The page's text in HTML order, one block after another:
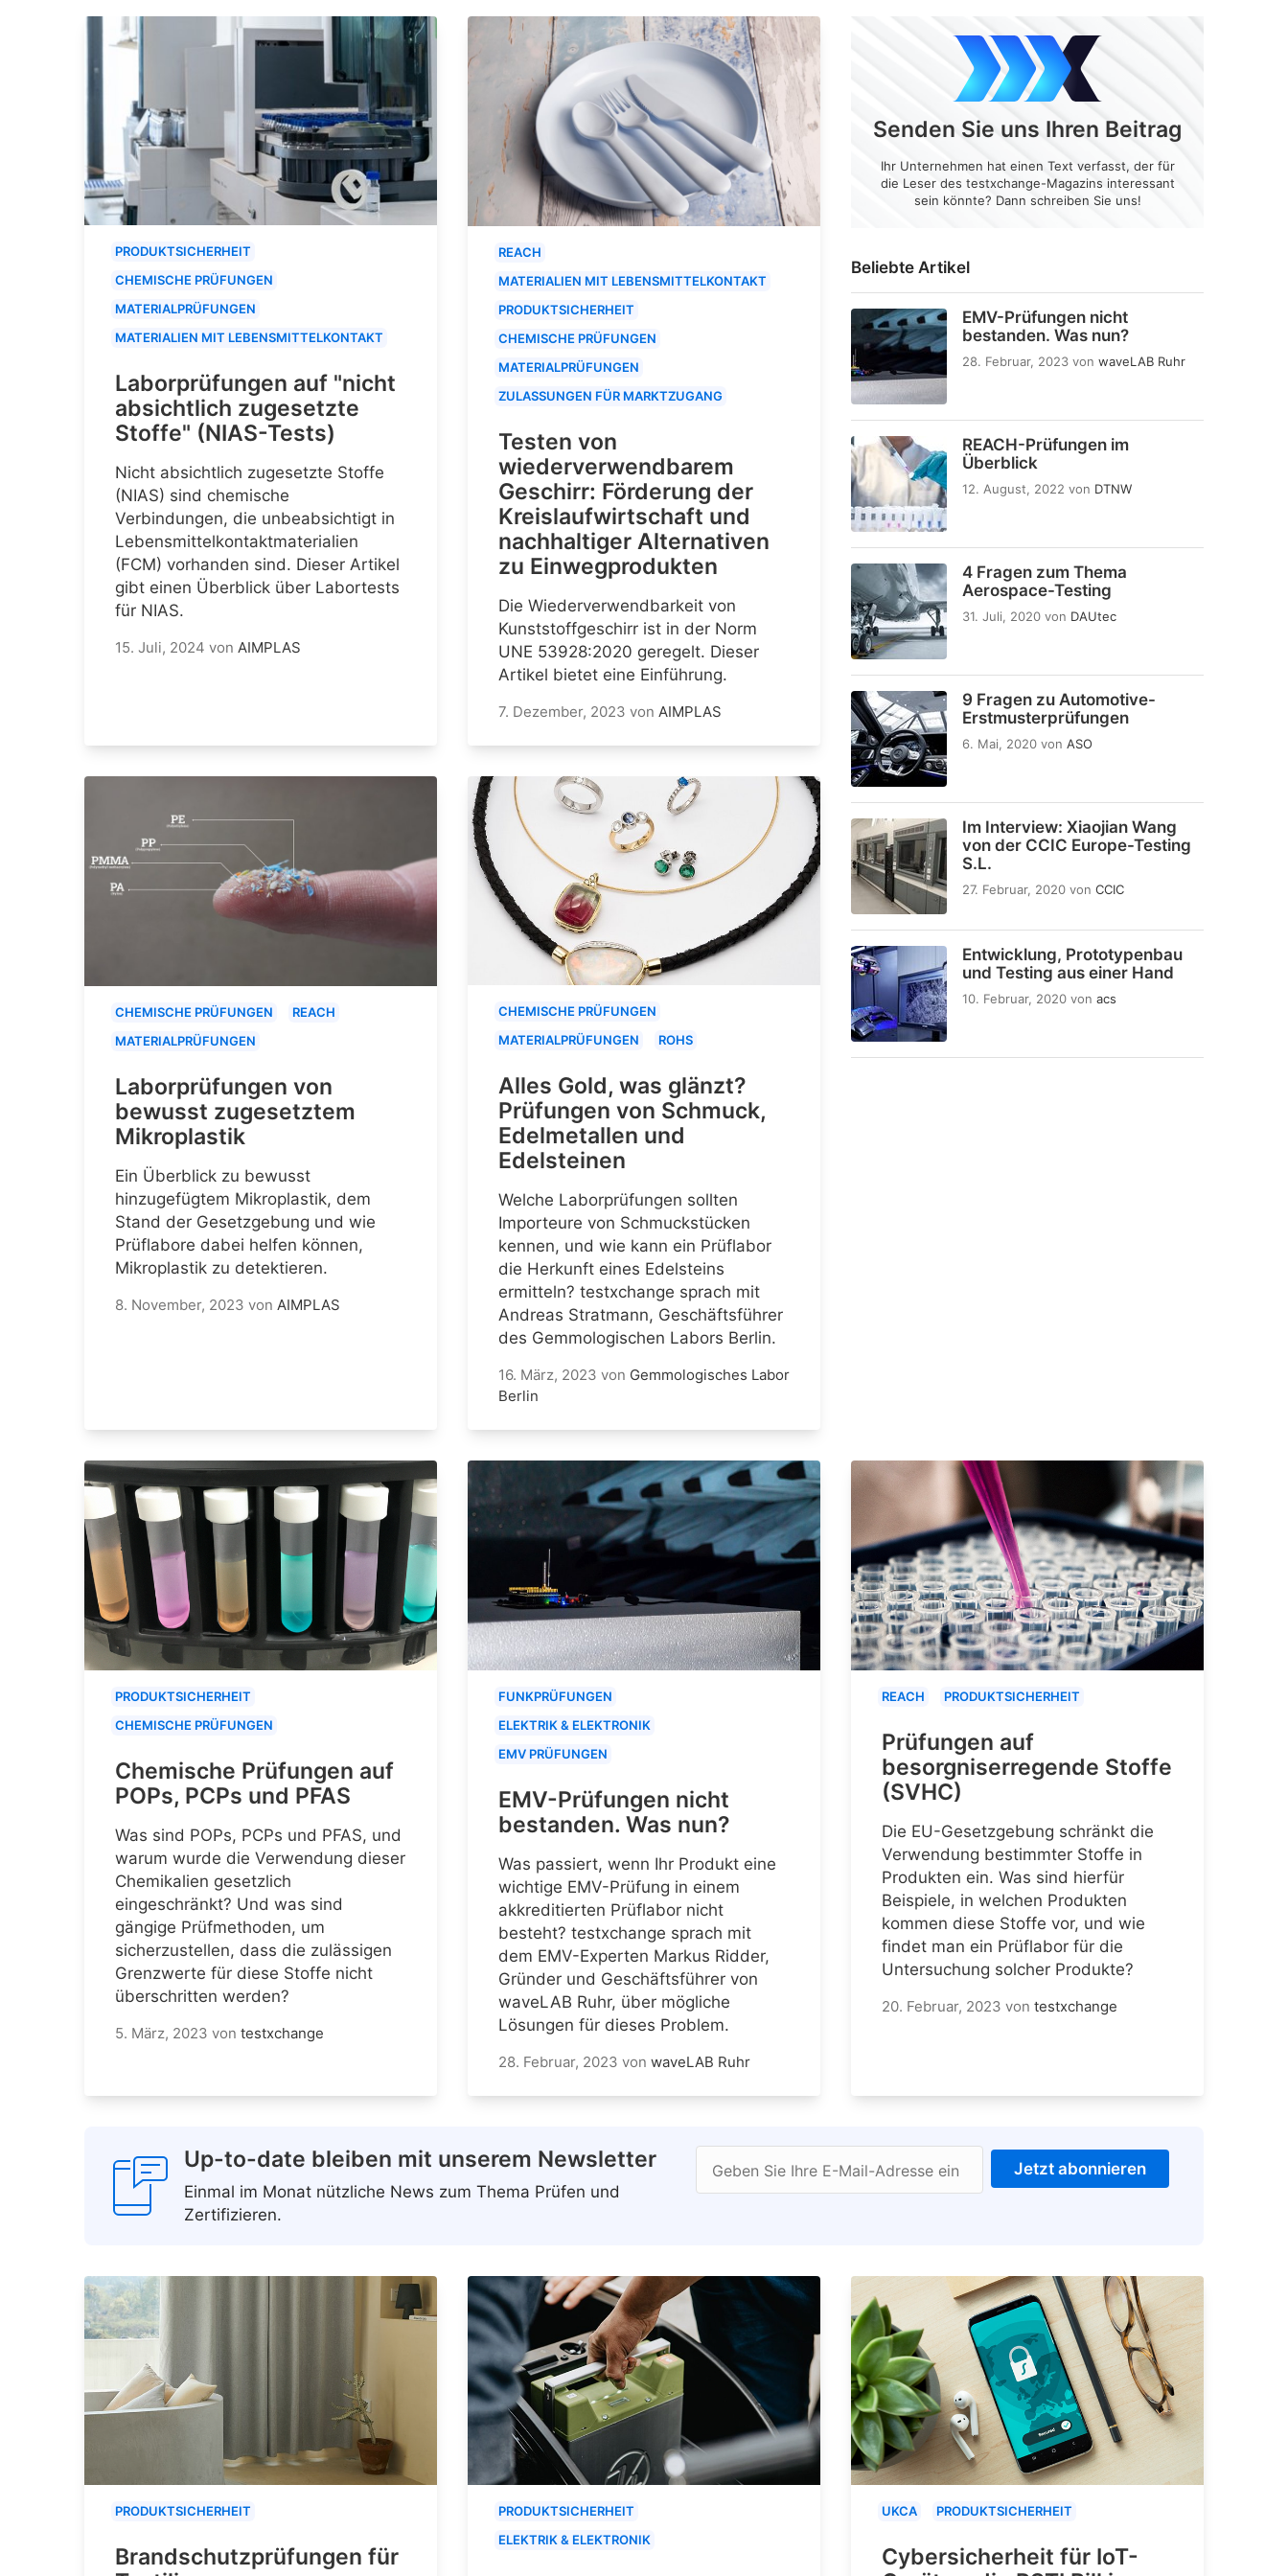
Beliebte Artikel
EMV-Prüfungen nicht
bestanden. Was nun?
28. Februar, 2023 von waveLAB Ruhr
REACH-Prüfungen im
Überblick
12. August, 2022 von DTNW
4 Fragen zum Thema
Aerospace-Testing
31. Juli, 2020 von DAUtec
9 Fragen zu Automotive-
Erstmusterprüfungen
6. Mai, 2020 von ASO
Im Interview: Xiaojian Wang
von der CCIC Europe-Testing
S.L.
27. Februar, 2020 von CCIC
Entwicklung, Prototypenbau
und Testing aus einer Hand
10. Februar, 2020 von acs
Senden Sie uns Ihren Beitrag
Ihr Unternehmen hat einen Text verfasst, der für
die Leser des testxchange-Magazins interessant
sein könnte? Dann schreiben Sie uns!
PRODUKTSICHERHEIT
CHEMISCHE PRÜFUNGEN
MATERIALPRÜFUNGEN
MATERIALIEN MIT LEBENSMITTELKONTAKT
Laborprüfungen auf "nicht
absichtlich zugesetzte
Stoffe" (NIAS-Tests)
Nicht absichtlich zugesetzte Stoffe
(NIAS) sind chemische
Verbindungen, die unbeabsichtigt in
Lebensmittelkontaktmaterialien
(FCM) vorhanden sind. Dieser Artikel
gibt einen Überblick über Labortests
für NIAS.
15. Juli, 2024 von AIMPLAS
REACH
MATERIALIEN MIT LEBENSMITTELKONTAKT
PRODUKTSICHERHEIT
CHEMISCHE PRÜFUNGEN
MATERIALPRÜFUNGEN
ZULASSUNGEN FÜR MARKTZUGANG
Testen von
wiederverwendbarem
Geschirr: Förderung der
Kreislaufwirtschaft und
nachhaltiger Alternativen
zu Einwegprodukten
Die Wiederverwendbarkeit von
Kunststoffgeschirr ist in der Norm
UNE 53928:2020 geregelt. Dieser
Artikel bietet eine Einführung.
7. Dezember, 2023 von AIMPLAS
CHEMISCHE PRÜFUNGEN
REACH
MATERIALPRÜFUNGEN
Laborprüfungen von
bewusst zugesetztem
Mikroplastik
Ein Überblick zu bewusst
hinzugefügtem Mikroplastik, dem
Stand der Gesetzgebung und wie
Prüflabore dabei helfen können,
Mikroplastik zu detektieren.
8. November, 2023 von AIMPLAS
CHEMISCHE PRÜFUNGEN
MATERIALPRÜFUNGEN
ROHS
Alles Gold, was glänzt?
Prüfungen von Schmuck,
Edelmetallen und
Edelsteinen
Welche Laborprüfungen sollten
Importeure von Schmuckstücken
kennen, und wie kann ein Prüflabor
die Herkunft eines Edelsteins
ermitteln? testxchange sprach mit
Andreas Stratmann, Geschäftsführer
des Gemmologischen Labors Berlin.
16. März, 2023 von Gemmologisches Labor
Berlin
PRODUKTSICHERHEIT
CHEMISCHE PRÜFUNGEN
Chemische Prüfungen auf
POPs, PCPs und PFAS
Was sind POPs, PCPs und PFAS, und
warum wurde die Verwendung dieser
Chemikalien gesetzlich
eingeschränkt? Und was sind
gängige Prüfmethoden, um
sicherzustellen, dass die zulässigen
Grenzwerte für diese Stoffe nicht
überschritten werden?
5. März, 2023 von testxchange
FUNKPRÜFUNGEN
ELEKTRIK & ELEKTRONIK
EMV PRÜFUNGEN
EMV-Prüfungen nicht
bestanden. Was nun?
Was passiert, wenn Ihr Produkt eine
wichtige EMV-Prüfung in einem
akkreditierten Prüflabor nicht
besteht? testxchange sprach mit
dem EMV-Experten Markus Ridder,
Gründer und Geschäftsführer von
waveLAB Ruhr, über mögliche
Lösungen für dieses Problem.
28. Februar, 2023 von waveLAB Ruhr
REACH PRODUKTSICHERHEIT
Prüfungen auf
besorgniserregende Stoffe
(SVHC)
Die EU-Gesetzgebung schränkt die
Verwendung bestimmter Stoffe in
Produkten ein. Was sind hierfür
Beispiele, in welchen Produkten
kommen diese Stoffe vor, und wie
findet man ein Prüflabor für die
Untersuchung solcher Produkte?
20. Februar, 2023 von testxchange
Up-to-date bleiben mit unserem Newsletter
Einmal im Monat nützliche News zum Thema Prüfen und
Zertifizieren.
Geben Sie Ihre E-Mail-Adresse ein Jetzt abonnieren
PRODUKTSICHERHEIT
Brandschutzprüfungen für
PRODUKTSICHERHEIT
ELEKTRIK & ELEKTRONIK
UKCA PRODUKTSICHERHEIT
Cybersicherheit für IoT-